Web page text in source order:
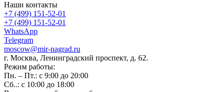
Наши контакты
+7 (499) 151-52-01
+7 (499) 151-52-01
WhatsApp
Telegram
moscow@mir-nagrad.ru
г. Москва, Ленинградский проспект, д. 62.
Режим работы:
Пн. – Пт.: с 9:00 до 20:00
Сб..: с 10:00 до 18:00